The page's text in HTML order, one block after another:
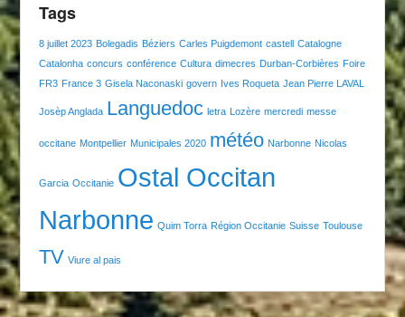
Tags
8 juillet 2023 Bolegadis Béziers Carles Puigdemont castell
Catalogne
Catalonha concurs conférence Cultura dimecres Durban-Corbières Foire
FR3 France 3 Gisela Naconaski govern Ives Roqueta Jean Pierre LAVAL
Josèp Anglada Languedoc letra Lozère mercredi messe
occitane Montpellier Municipales 2020 météo Narbonne Nicolas
Garcia Occitanie Ostal Occitan
Narbonne Quim Torra Région Occitanie Suisse Toulouse
TV Viure al pais